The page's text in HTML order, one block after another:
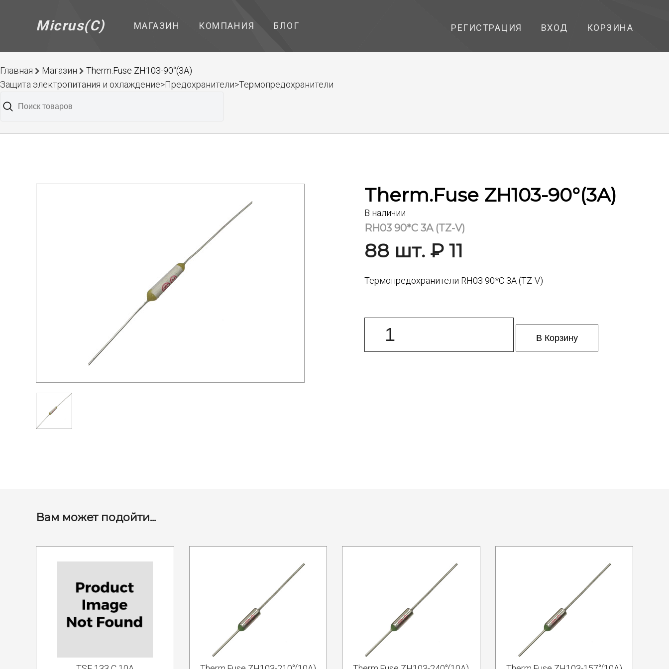
Micrus(C) МАГАЗИН КОМПАНИЯ БЛОГ РЕГИСТРАЦИЯ ВХОД КОРЗИНА
Главная Магазин
Therm.Fuse ZH103-90°(3A)
Защита электропитания и охлаждение>Предохранители>Термопредохранители
Therm.Fuse ZH103-90°(3A)
В наличии
RH03 90*C 3A (TZ-V)
88 шт. ₽ 11
Термопредохранители RH03 90*C 3A (TZ-V)
В Корзину
Вам может подойти...